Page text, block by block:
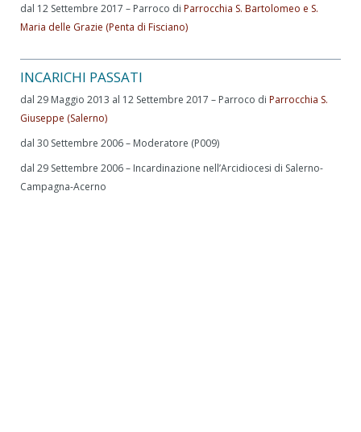
dal 12 Settembre 2017 – Parroco di Parrocchia S. Bartolomeo e S.
Maria delle Grazie (Penta di Fisciano)
INCARICHI PASSATI
dal 29 Maggio 2013 al 12 Settembre 2017 – Parroco di Parrocchia S.
Giuseppe (Salerno)
dal 30 Settembre 2006 – Moderatore (P009)
dal 29 Settembre 2006 – Incardinazione nell’Arcidiocesi di Salerno-
Campagna-Acerno